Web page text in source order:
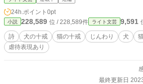
24h.ポイント 0pt
小説 228,589 位 / 228,589件 ライト文芸 9,591
詩 犬の十戒 猫の十戒 じんわり 犬
虐待表現あり
最終更新日